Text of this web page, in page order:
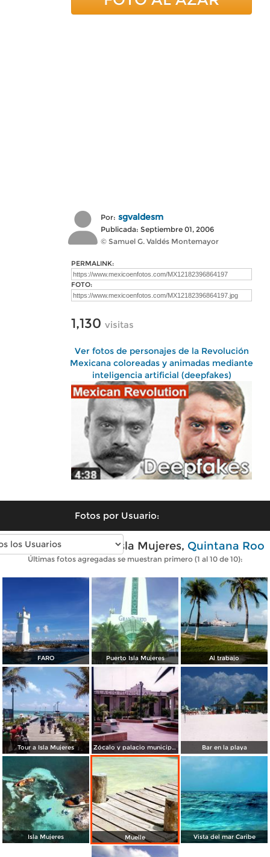
Por: sgvaldesm
Publicada: Septiembre 01, 2006
© Samuel G. Valdés Montemayor
PERMALINK:
FOTO:
1,130 visitas
Ver fotos de personajes de la Revolución
Mexicana coloreadas y animadas mediante
inteligencia artificial (deepfakes)
Fotos por Usuario:
Fotos modernas de Isla Mujeres, Quintana Roo
Últimas fotos agregadas se muestran primero (1 al 10 de 10):
FARO Puerto Isla Mujeres Al trabajo
Tour a Isla Mujeres Zócalo y palacio municipal de Isla Mujeres, Quintana Roo Bar en la playa
Isla Mujeres Muelle Vista del mar Caribe